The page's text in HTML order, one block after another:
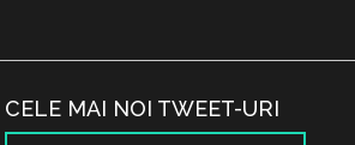
CELE MAI NOI TWEET-URI